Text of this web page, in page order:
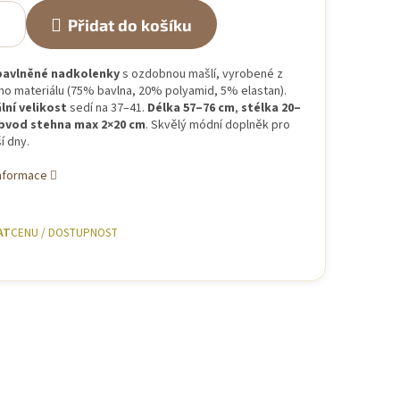
Přidat do košíku
nadkolenkys ozdobnou mašlí, vyrobené z
materiálu (75% bavlna, 20% polyamid, 5% elastan).
velikost sedí na 37–41. Délka 57–76 cm, stélka 20–
stehna max 2×20 cm. Skvělý módní doplněk pro
dny.